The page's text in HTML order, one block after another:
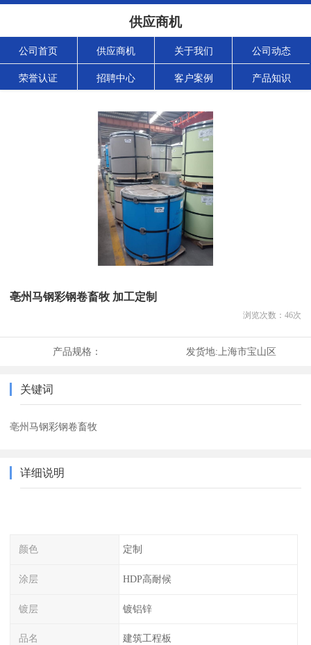
供应商机
公司首页 供应商机 关于我们 公司动态
荣誉认证 招聘中心 客户案例 产品知识
亳州马钢彩钢卷畜牧 加工定制
浏览次数： 46次
产品规格： 发货地: 上海市宝山区
关键词
亳州马钢彩钢卷畜牧
详细说明
颜色 定制
涂层 HDP高耐候
镀层 镀铝锌
品名 建筑工程板